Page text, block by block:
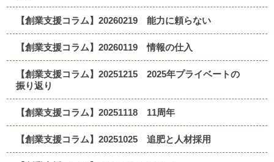
【創業支援コラム】20260219 能力に頼らない
【創業支援コラム】20260119 情報の仕入
【創業支援コラム】20251215 2025年プライベートの
振り返り
【創業支援コラム】20251118 11周年
【創業支援コラム】20251025 追肥と人材採用